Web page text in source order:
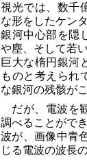
視光では、数千
な形をしたケン
銀河中心部を隠
や塵、そして若
巨大な楕円銀河
ものと考えられ
な銀河の残骸が
だが、電波を
調べることがで
波が、画像中青
じる電波の波長